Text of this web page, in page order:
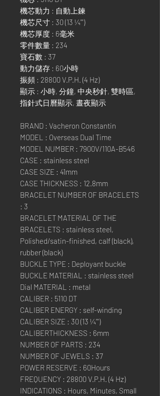
機芯動力 : 自動上鍊
機芯尺寸 : 30 (13 ¼''')
機芯厚度 : 6毫米
零件數量 : 234
寶石數 : 37
動力儲存 : 60小時
振頻 : 28800 V.P.H. (4 Hz)
顯示 : 小時, 分鐘, 中央秒針, 雙時區,
指針式日曆顯示, 晝夜顯示
BRAND : Vacheron Constantin
MODEL : Overseas Dual Time
MODEL NUMBER : 7900V/110A-B546
CASE : stainless steel
CASE SIZE : 41mm
CASE THICKNESS : 12.8mm
BRACELET NUMBER OF BRACELETS
: 3
BRACELET MATERIAL OF THE
BRACELETS : stainless steel,
Polished/satin-finished, calf (black),
rubber (black)
BUCKLE TYPE : Deployant buckle
BUCKLE MATERIAL : stainless steel
Dial MATERIAL : metal
CALIBER : 5110 DT
CALIBER ENERGY : self-winding
CALIBER SIZE : 30 (13 ¼''')
CALIBERTHICKNESS : 6mm
NUMBER OF PARTS : 234
NUMBER OF JEWELS : 37
POWER RESERVE : 60Hours
FREQUENCY : 28800 V.P.H. (4 Hz)
INDICATIONS : Hours, Minutes, Small